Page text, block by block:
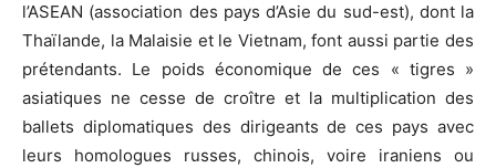
l’ASEAN (association des pays d’Asie du sud-est), dont la
Thaïlande, la Malaisie et le Vietnam, font aussi partie des
prétendants. Le poids économique de ces « tigres »
asiatiques ne cesse de croître et la multiplication des
ballets diplomatiques des dirigeants de ces pays avec
leurs homologues russes, chinois, voire iraniens ou